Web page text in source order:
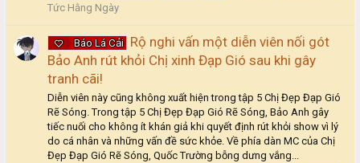
Tức Hằng Ngày
Báo Lá Cải Rộ nghi vấn một diễn viên nối gót
Bảo Anh rút khỏi Chị xinh Đạp Gió sau khi gây
tranh cãi!
Diễn viên này cũng không xuất hiện trong tập 5 Chị Đẹp Đạp Gió
Rẽ Sóng. Trong tập 5 Chị Đẹp Đạp Gió Rẽ Sóng, Bảo Anh gây
tiếc nuối cho không ít khán giả khi quyết định rút khỏi show vì lý
do cá nhân và những vấn đề sức khỏe. Về phía dàn MC của Chị
Đẹp Đạp Gió Rẽ Sóng, Quốc Trường bỗng dưng vắng...